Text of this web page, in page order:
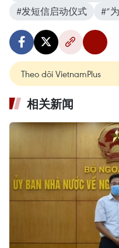
#发短信启动仪式
#“
Theo dõi VietnamPlus
相关新闻